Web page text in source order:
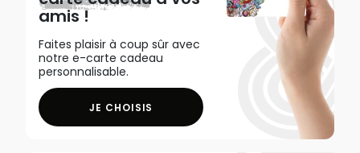
amis !
Faites plaisir à coup sûr avec
notre e-carte cadeau
personnalisable.
JE CHOISIS